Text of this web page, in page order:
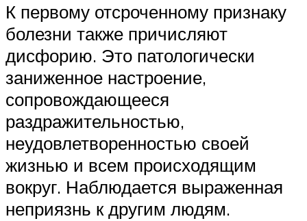
К первому отсроченному признаку
болезни также причисляют
дисфорию. Это патологически
заниженное настроение,
сопровождающееся
раздражительностью,
неудовлетворенностью своей
жизнью и всем происходящим
вокруг. Наблюдается выраженная
неприязнь к другим людям.